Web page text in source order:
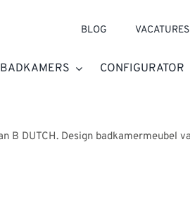
BLOG VACATURES
BADKAMERS CONFIGURATOR